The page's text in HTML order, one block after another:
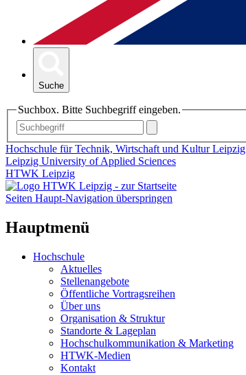
Suche
Suchbox. Bitte Suchbegriff eingeben.
Hochschule für Technik, Wirtschaft und Kultur Leipzig
Leipzig University of Applied Sciences
HTWK Leipzig
Seiten Haupt-Navigation überspringen
Hauptmenü
Hochschule
Aktuelles
Stellenangebote
Öffentliche Vortragsreihen
Über uns
Organisation & Struktur
Standorte & Lageplan
Hochschulkommunikation & Marketing
HTWK-Medien
Kontakt